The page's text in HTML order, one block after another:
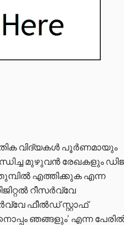
വിദ്യകൾ പൂർണമായും
മുഴുവൻ രേഖകളും
എത്തിക്കുക എന്ന
റീസർവ്വേ
ഫീൽഡ് സ്റ്റാഫ്
ഞങ്ങളും’ എന്ന